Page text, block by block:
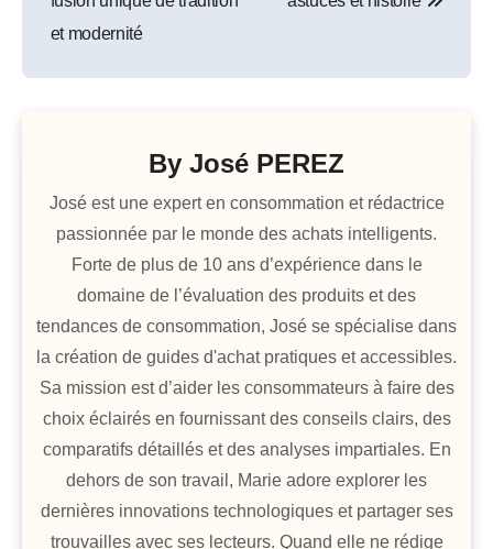
l’article
et modernité
By José PEREZ
José est une expert en consommation et rédactrice
passionnée par le monde des achats intelligents.
Forte de plus de 10 ans d’expérience dans le
domaine de l’évaluation des produits et des
tendances de consommation, José se spécialise dans
la création de guides d'achat pratiques et accessibles.
Sa mission est d’aider les consommateurs à faire des
choix éclairés en fournissant des conseils clairs, des
comparatifs détaillés et des analyses impartiales. En
dehors de son travail, Marie adore explorer les
dernières innovations technologiques et partager ses
trouvailles avec ses lecteurs. Quand elle ne rédige